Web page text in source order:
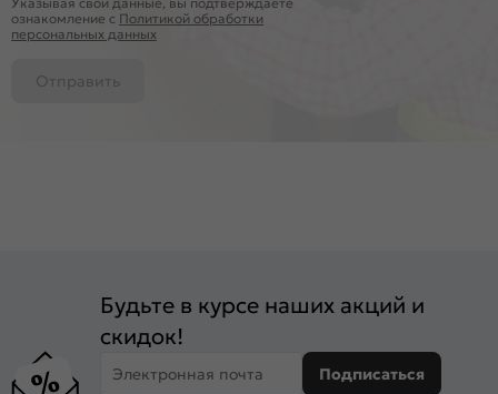
ознакомление c Политикой обработки
персональных данных
Отправить
Будьте в курсе наших акций и
скидок!
Электронная почта Подписаться